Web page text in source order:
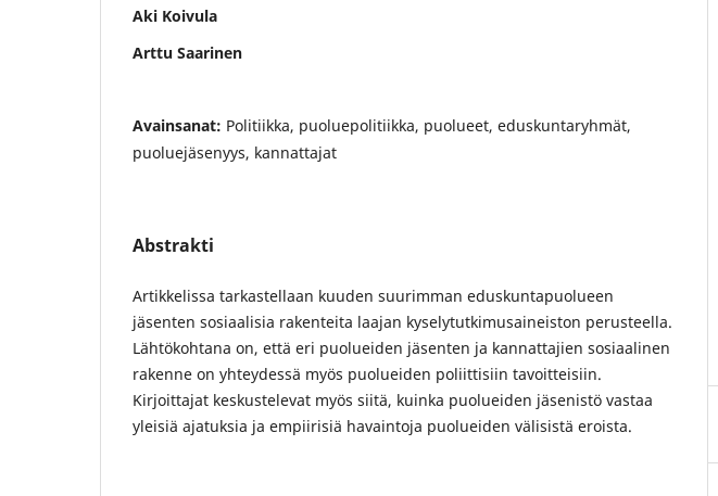
Aki Koivula
Arttu Saarinen
Avainsanat: Politiikka, puoluepolitiikka, puolueet, eduskuntaryhmät,
puoluejäsenyys, kannattajat
Abstrakti
Artikkelissa tarkastellaan kuuden suurimman eduskuntapuolueen
jäsenten sosiaalisia rakenteita laajan kyselytutkimusaineiston perusteella.
Lähtökohtana on, että eri puolueiden jäsenten ja kannattajien sosiaalinen
rakenne on yhteydessä myös puolueiden poliittisiin tavoitteisiin.
Kirjoittajat keskustelevat myös siitä, kuinka puolueiden jäsenistö vastaa
yleisiä ajatuksia ja empiirisiä havaintoja puolueiden välisistä eroista.